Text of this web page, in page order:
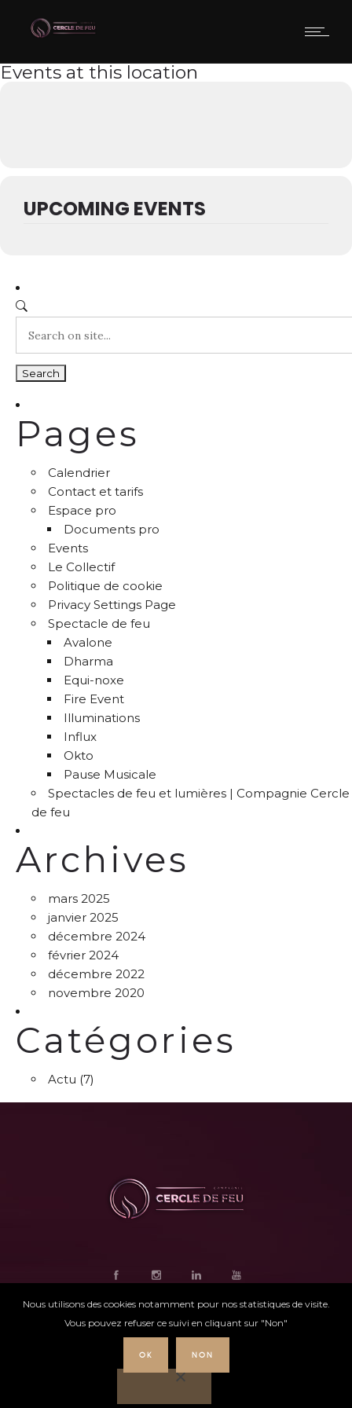
Events at this location
UPCOMING EVENTS
Pages
Calendrier
Contact et tarifs
Espace pro
Documents pro
Events
Le Collectif
Politique de cookie
Privacy Settings Page
Spectacle de feu
Avalone
Dharma
Equi-noxe
Fire Event
Illuminations
Influx
Okto
Pause Musicale
Spectacles de feu et lumières | Compagnie Cercle
de feu
Archives
mars 2025
janvier 2025
décembre 2024
février 2024
décembre 2022
novembre 2020
Catégories
Actu (7)
Nous utilisons des cookies notamment pour nos statistiques de visite.
Vous pouvez refuser ce suivi en cliquant sur "Non"
OK NON